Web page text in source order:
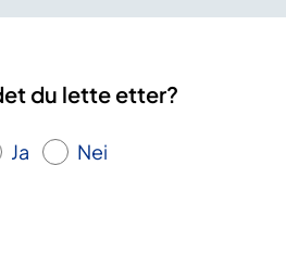
du lette etter?
Ja Nei